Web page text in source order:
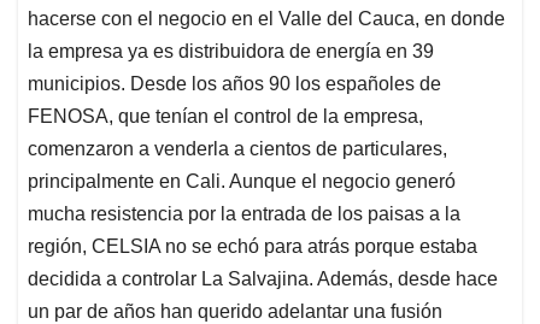
hacerse con el negocio en el Valle del Cauca, en donde
la empresa ya es distribuidora de energía en 39
municipios. Desde los años 90 los españoles de
FENOSA, que tenían el control de la empresa,
comenzaron a venderla a cientos de particulares,
principalmente en Cali. Aunque el negocio generó
mucha resistencia por la entrada de los paisas a la
región, CELSIA no se echó para atrás porque estaba
decidida a controlar La Salvajina. Además, desde hace
un par de años han querido adelantar una fusión